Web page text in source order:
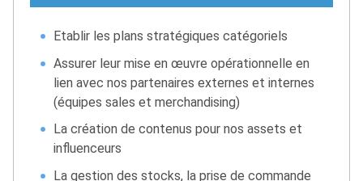
Etablir les plans stratégiques catégoriels
Assurer leur mise en œuvre opérationnelle en
lien avec nos partenaires externes et internes
(équipes sales et merchandising)
La création de contenus pour nos assets et
influenceurs
La gestion des stocks, la prise de commande